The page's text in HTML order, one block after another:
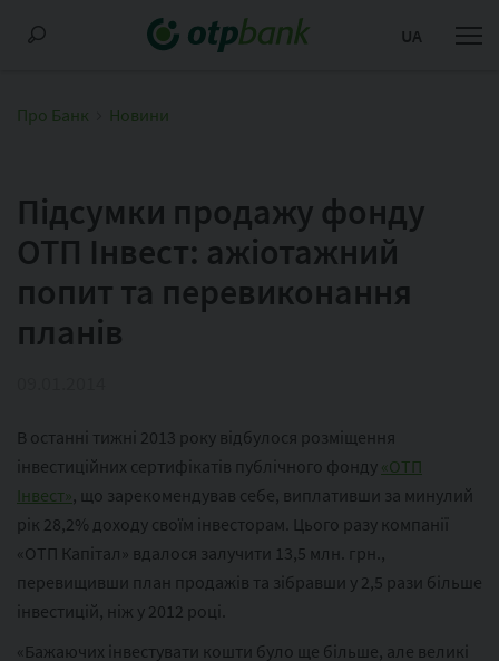
UA
Про Банк Новини
Підсумки продажу фонду
ОТП Інвест: ажіотажний
попит та перевиконання
планів
В останні тижні 2013 року відбулося розміщення
інвестиційних сертифікатів публічного фонду «ОТП
Інвест», що зарекомендував себе, виплативши за минулий
рік 28,2% доходу своїм інвесторам. Цього разу компанії
«ОТП Капітал» вдалося залучити 13,5 млн. грн.,
перевищивши план продажів та зібравши у 2,5 рази більше
інвестицій, ніж у 2012 році.
«Бажаючих інвестувати кошти було ще більше, але великі